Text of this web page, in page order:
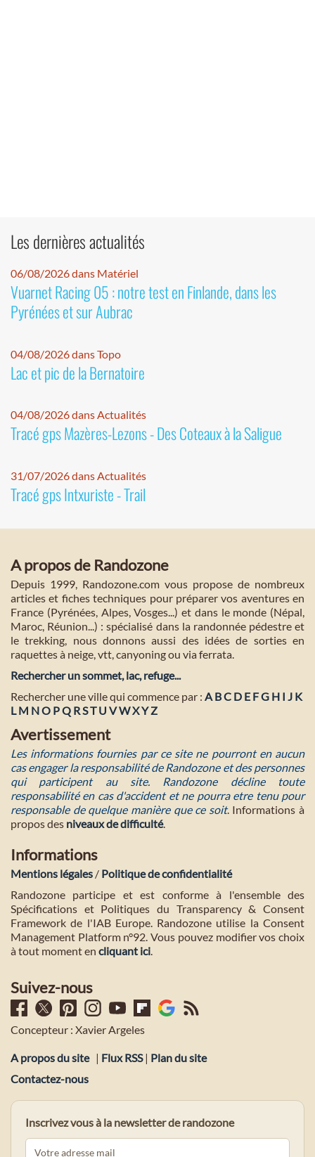
Les dernières actualités
06/08/2026 dans Matériel
Vuarnet Racing 05 : notre test en Finlande, dans les
Pyrénées et sur Aubrac
04/08/2026 dans Topo
Lac et pic de la Bernatoire
04/08/2026 dans Actualités
Tracé gps Mazères-Lezons - Des Coteaux à la Saligue
31/07/2026 dans Actualités
Tracé gps Intxuriste - Trail
A propos de Randozone
Depuis 1999, Randozone.com vous propose de nombreux
articles et fiches techniques pour préparer vos aventures en
France (Pyrénées, Alpes, Vosges...) et dans le monde (Népal,
Maroc, Réunion...) : spécialisé dans la randonnée pédestre et
le trekking, nous donnons aussi des idées de sorties en
raquettes à neige, vtt, canyoning ou via ferrata.
Rechercher un sommet, lac, refuge...
Rechercher une ville qui commence par : A BC D E FG H I J K
L M NO PQ RST U VWXYZ
Avertissement
Les informations fournies par ce site ne pourront en aucun
cas engager la responsabilité de Randozone et des personnes
qui participent au site. Randozone décline toute
responsabilité en cas d'accident et ne pourra etre tenu pour
responsable de quelque manière que ce soit. Informations à
propos des niveaux de difficulté.
Informations
Mentions légales / Politique de confidentialité
Randozone participe et est conforme à l'ensemble des
Spécifications et Politiques du Transparency & Consent
Framework de l'IAB Europe. Randozone utilise la Consent
Management Platform n°92. Vous pouvez modifier vos choix
à tout moment en cliquant ici.
Suivez-nous
Concepteur : Xavier Argeles
A propos du site | Flux RSS| Plan du site
Contactez-nous
Inscrivez vous à la newsletter de randozone